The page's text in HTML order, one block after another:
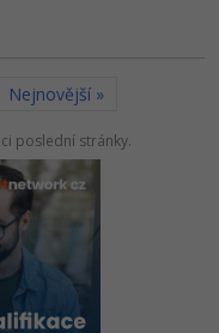
Nejnovější »
poslední stránky.